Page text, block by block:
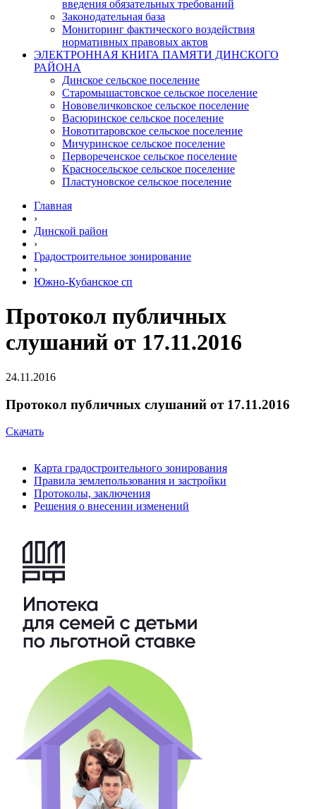
введения обязательных требований
Законодательная база
Мониторинг фактического воздействия
нормативных правовых актов
ЭЛЕКТРОННАЯ КНИГА ПАМЯТИ ДИНСКОГО
РАЙОНА
Динское сельское поселение
Старомышастовское сельское поселение
Нововеличковское сельское поселение
Васюринское сельское поселение
Новотитаровское сельское поселение
Мичуринское сельское поселение
Первореченское сельское поселение
Красносельское сельское поселение
Пластуновское сельское поселение
Главная
›
Динской район
›
Градостроительное зонирование
›
Южно-Кубанское сп
Протокол публичных
слушаний от 17.11.2016
24.11.2016
Протокол публичных слушаний от 17.11.2016
Скачать
Карта градостроительного зонирования
Правила землепользования и застройки
Протоколы, заключения
Решения о внесении изменений